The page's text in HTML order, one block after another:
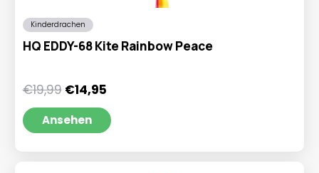
Kinderdrachen
HQ EDDY-68 Kite Rainbow Peace
€19,99 Ursprünglicher
Preis
war:
€19,99
€14,95Aktueller
ist:
€14,95.
Ansehen